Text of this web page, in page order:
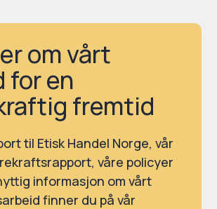
om vårt
for en
fremtid
til Etisk Handel Norge, vår
våre policyer
informasjon om vårt
finner du på vår